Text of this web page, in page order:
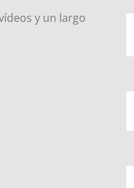
y un largo